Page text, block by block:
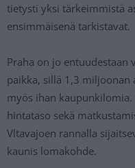
tietysti yksi tärkeimmistä
ensimmäisenä tarkistavat.
Praha on jo
paikka, sillä 1,3 miljoonan
myös ihan
hintataso sekä
Vltavajoen rannalla
kaunis lomakohde.